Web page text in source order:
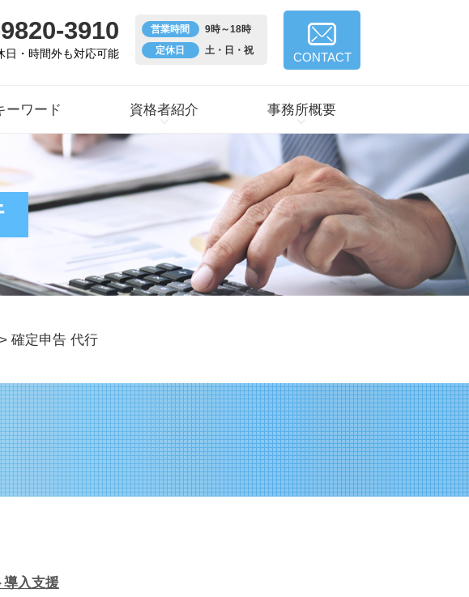
3910
日・時間外も対応可能
営業時間
9時～18時
定休日
土・日・祝 CONTACT
ーワード 資格者紹介 事務所概要
> 確定申告 代行
導入支援